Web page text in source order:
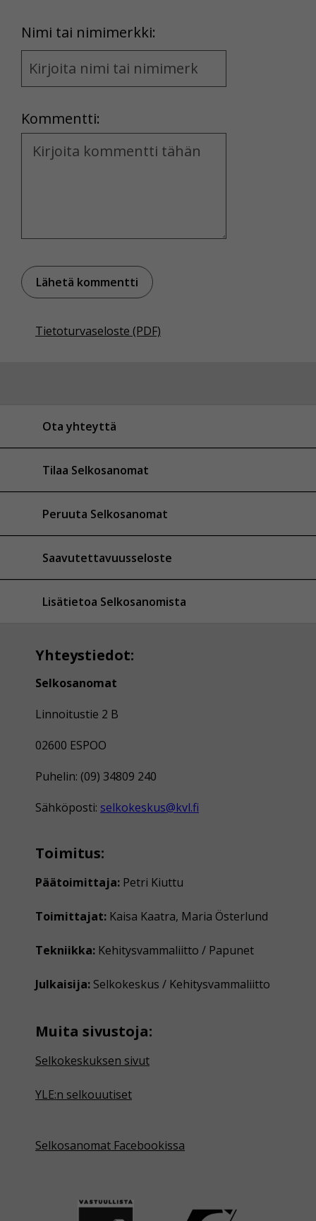
Nimi tai nimimerkki:
Name
and
Kommentti:
Kommentti
Tietoturvaseloste (PDF)
Ota yhteyttä
Tilaa Selkosanomat
Peruuta Selkosanomat
Saavutettavuusseloste
Lisätietoa Selkosanomista
Yhteystiedot:
Selkosanomat
Linnoitustie 2 B
02600 ESPOO
Puhelin: (09) 34809 240
Sähköposti: selkokeskus@kvl.fi
Toimitus:
Päätoimittaja: Petri Kiuttu
Toimittajat: Kaisa Kaatra, Maria Österlund
Tekniikka: Kehitysvammaliitto / Papunet
Julkaisija: Selkokeskus / Kehitysvammaliitto
Muita sivustoja:
Selkokeskuksen sivut
YLE:n selkouutiset
Selkosanomat Facebookissa